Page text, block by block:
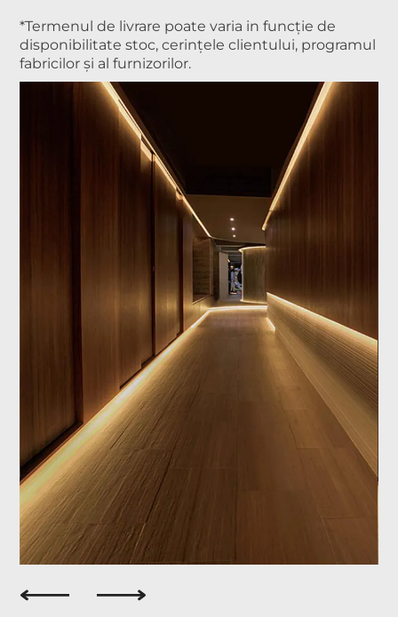
*Termenul de livrare poate varia in funcție de
disponibilitate stoc, cerințele clientului, programul
fabricilor și al furnizorilor.